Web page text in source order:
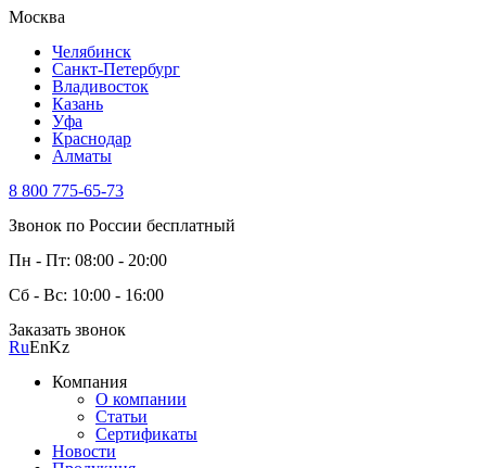
Москва
Челябинск
Санкт-Петербург
Владивосток
Казань
Уфа
Краснодар
Алматы
8 800 775-65-73
Звонок по России бесплатный
Пн - Пт: 08:00 - 20:00
Сб - Вс: 10:00 - 16:00
Заказать звонок
RuEnKz
Компания
О компании
Статьи
Сертификаты
Новости